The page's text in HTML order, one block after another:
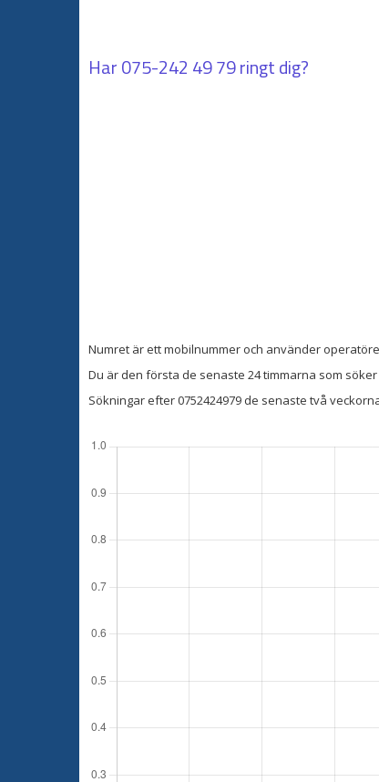
Har075-242 49 79ringt dig?
Numret är ett mobilnummer och använder
Du är den första de senaste 24 timmarna som
Sökningar efter 0752424979 de senaste två